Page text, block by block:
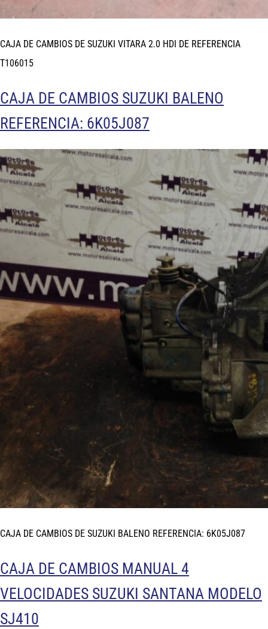
CAJA DE CAMBIOS DE SUZUKI VITARA 2.0 HDI DE REFERENCIA
T106015
CAJA DE CAMBIOS SUZUKI BALENO
REFERENCIA: 6K05J087
CAJA DE CAMBIOS DE SUZUKI BALENO REFERENCIA: 6K05J087
CAJA DE CAMBIOS MANUAL 4
VELOCIDADES SUZUKI SANTANA MODELO
SJ410